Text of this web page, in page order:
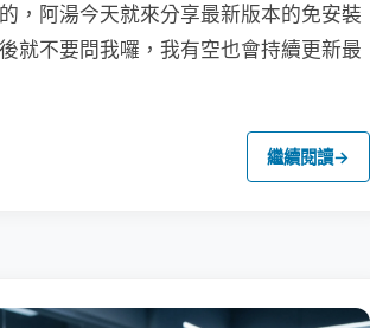
，阿湯今天就來分享最新版本的免安裝
就不要問我囉，我有空也會持續更新最
繼續閱讀→